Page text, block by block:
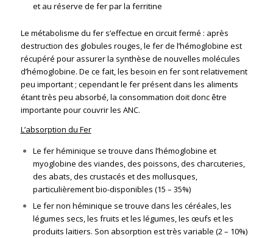
et au réserve de fer par la ferritine
Le métabolisme du fer s’effectue en circuit fermé : après
destruction des globules rouges, le fer de l’hémoglobine est
récupéré pour assurer la synthèse de nouvelles molécules
d’hémoglobine. De ce fait, les besoin en fer sont relativement
peu important ; cependant le fer présent dans les aliments
étant très peu absorbé, la consommation doit donc être
importante pour couvrir les ANC.
L’absorption du Fer
Le fer héminique se trouve dans l’hémoglobine et
myoglobine des viandes, des poissons, des charcuteries,
des abats, des crustacés et des mollusques,
particulièrement bio-disponibles (15 – 35%)
Le fer non héminique se trouve dans les céréales, les
légumes secs, les fruits et les légumes, les œufs et les
produits laitiers. Son absorption est très variable (2 – 10%)